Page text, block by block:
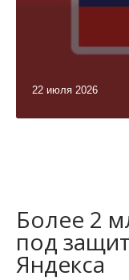
22 июля 2026
Более 2
под
Яндекса